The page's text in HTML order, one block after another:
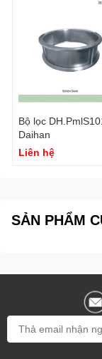
Bộ lọc
Daihan
Liên hệ
SẢN PHẨM